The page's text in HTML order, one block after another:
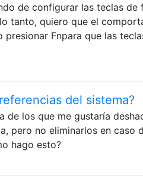
de configurar las teclas de
tanto, quiero que el
Fnpara que las
del sistema?
de los que me gustaría
pero no eliminarlos en caso
hago esto?